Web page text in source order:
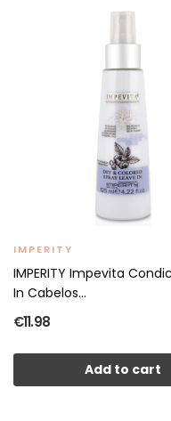
IMPERITY
IMPERITY Impevita
In Cabelos...
€11.98
Add to cart